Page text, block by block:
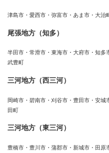
津島市・愛西市・弥富市・あま市・大治
尾張地方（知多）
半田市・常滑市・東海市・大府市・知多
武豊町
三河地方（西三河）
岡崎市・碧南市・刈谷市・豊田市・安
田町
三河地方（東三河）
豊橋市・豊川市・蒲郡市・新城市・田原